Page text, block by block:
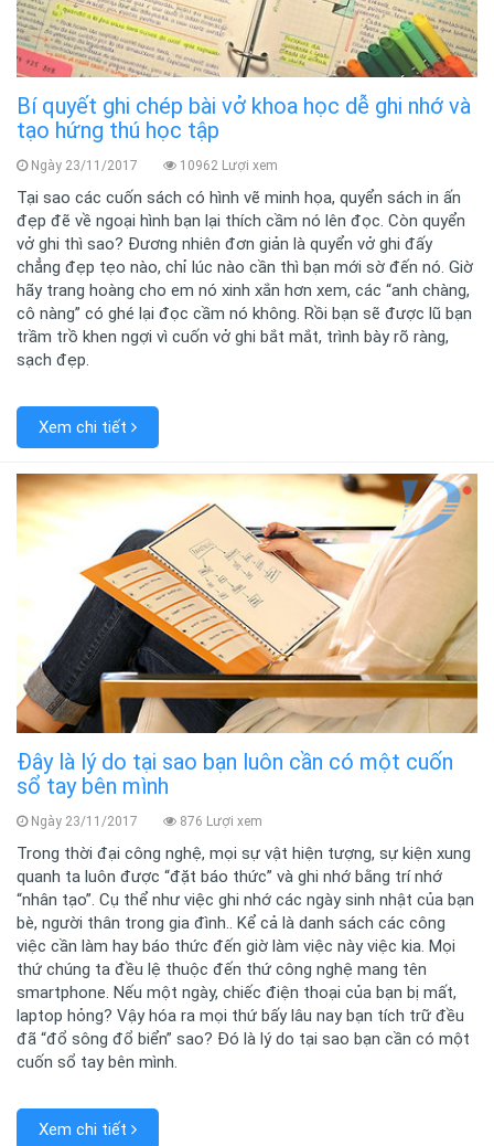
Bí quyết ghi chép bài vở khoa học dễ ghi nhớ và
tạo hứng thú học tập
Ngày 23/11/2017 10962 Lượi xem
Tại sao các cuốn sách có hình vẽ minh họa, quyển sách in ấn
đẹp đẽ về ngoại hình bạn lại thích cầm nó lên đọc. Còn quyển
vở ghi thì sao? Đương nhiên đơn giản là quyển vở ghi đấy
chẳng đẹp tẹo nào, chỉ lúc nào cần thì bạn mới sờ đến nó. Giờ
hãy trang hoàng cho em nó xinh xắn hơn xem, các “anh chàng,
cô nàng” có ghé lại đọc cầm nó không. Rồi bạn sẽ được lũ bạn
trầm trồ khen ngợi vì cuốn vở ghi bắt mắt, trình bày rõ ràng,
sạch đẹp.
Xem chi tiết
Đây là lý do tại sao bạn luôn cần có một cuốn
sổ tay bên mình
Ngày 23/11/2017 876 Lượi xem
Trong thời đại công nghệ, mọi sự vật hiện tượng, sự kiện xung
quanh ta luôn được “đặt báo thức” và ghi nhớ bằng trí nhớ
“nhân tạo”. Cụ thể như việc ghi nhớ các ngày sinh nhật của bạn
bè, người thân trong gia đình.. Kể cả là danh sách các công
việc cần làm hay báo thức đến giờ làm việc này việc kia. Mọi
thứ chúng ta đều lệ thuộc đến thứ công nghệ mang tên
smartphone. Nếu một ngày, chiếc điện thoại của bạn bị mất,
laptop hỏng? Vậy hóa ra mọi thứ bấy lâu nay bạn tích trữ đều
đã “đổ sông đổ biển” sao? Đó là lý do tại sao bạn cần có một
cuốn sổ tay bên mình.
Xem chi tiết